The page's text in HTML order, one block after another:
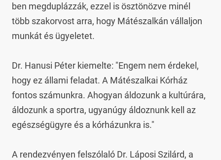
ben megduplázzák, ezzel is ösztönözve minél
több szakorvost arra, hogy Mátészalkán vállaljon
munkát és ügyeletet.
Dr. Hanusi Péter kiemelte: "Engem nem érdekel,
hogy ez állami feladat. A Mátészalkai Kórház
fontos számunkra. Ahogyan áldozunk a kultúrára,
áldozunk a sportra, ugyanúgy áldoznunk kell az
egészségügyre és a kórházunkra is."
A rendezvényen felszólaló Dr. Láposi Szilárd, a